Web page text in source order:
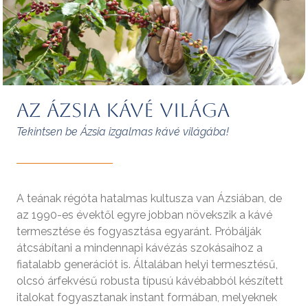
Az ázsia kávé világa
Tekintsen be Ázsia izgalmas kávé világába!
A teának régóta hatalmas kultusza van Ázsiában, de
az 1990-es évektől egyre jobban növekszik a kávé
termesztése és fogyasztása egyaránt. Próbálják
átcsábítani a mindennapi kávézás szokásaihoz a
fiatalabb generációt is. Általában helyi termesztésű,
olcsó árfekvésű robusta típusú kávébabból készített
italokat fogyasztanak instant formában, melyeknek